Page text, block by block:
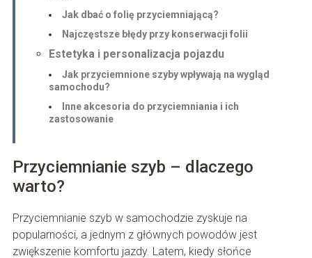
Jak dbać o folię przyciemniającą?
Najczęstsze błędy przy konserwacji folii
Estetyka i personalizacja pojazdu
Jak przyciemnione szyby wpływają na wygląd
samochodu?
Inne akcesoria do przyciemniania i ich
zastosowanie
Przyciemnianie szyb – dlaczego
warto?
Przyciemnianie szyb w samochodzie zyskuje na
popularności, a jednym z głównych powodów jest
zwiększenie komfortu jazdy. Latem, kiedy słońce